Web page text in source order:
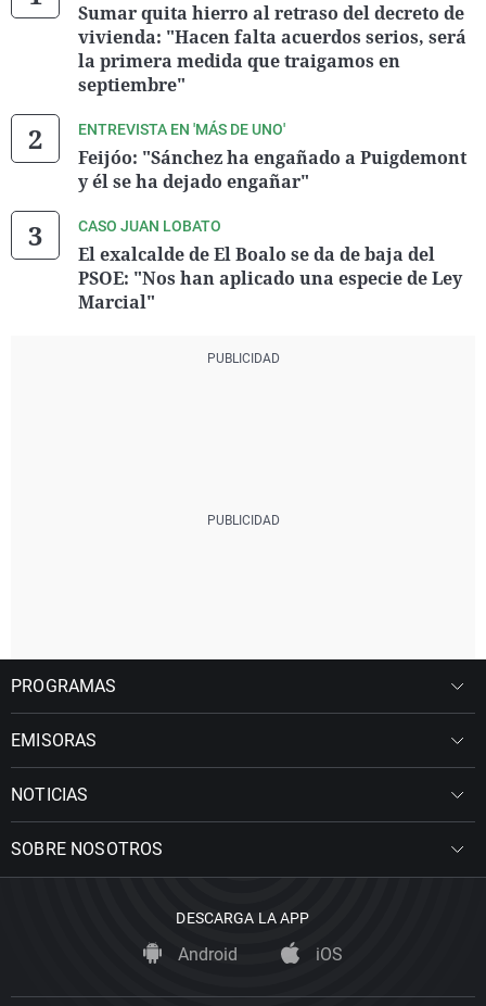
Sumar quita hierro al retraso del decreto de
vivienda: "Hacen falta acuerdos serios, será
la primera medida que traigamos en
septiembre"
ENTREVISTA EN 'MÁS DE UNO'
Feijóo: "Sánchez ha engañado a Puigdemont
y él se ha dejado engañar"
CASO JUAN LOBATO
El exalcalde de El Boalo se da de baja del
PSOE: "Nos han aplicado una especie de Ley
Marcial"
PROGRAMAS
EMISORAS
NOTICIAS
SOBRE NOSOTROS
DESCARGA LA APP
Android iOS